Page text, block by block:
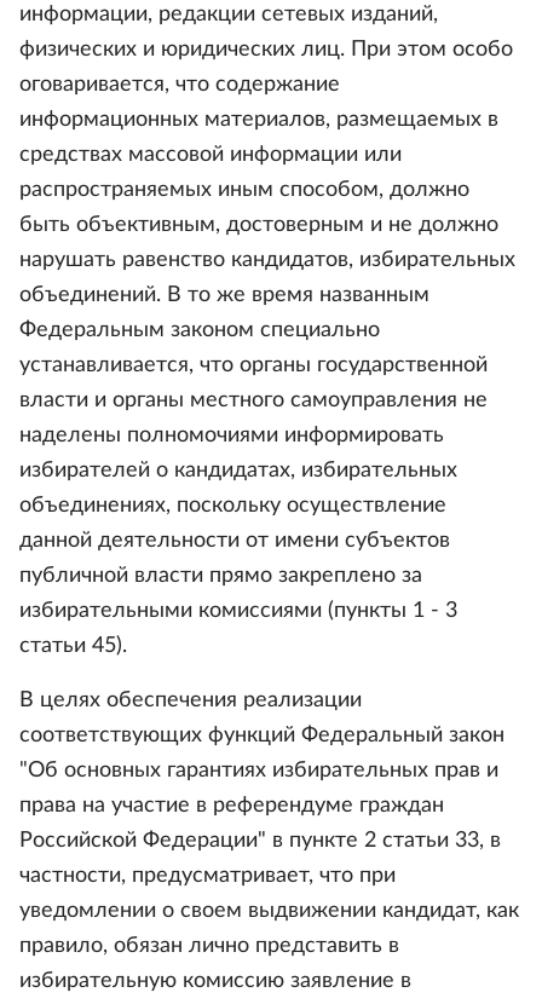
информации, редакции сетевых изданий,
физических и юридических лиц. При этом особо
оговаривается, что содержание
информационных материалов, размещаемых в
средствах массовой информации или
распространяемых иным способом, должно
быть объективным, достоверным и не должно
нарушать равенство кандидатов, избирательных
объединений. В то же время названным
Федеральным законом специально
устанавливается, что органы государственной
власти и органы местного самоуправления не
наделены полномочиями информировать
избирателей о кандидатах, избирательных
объединениях, поскольку осуществление
данной деятельности от имени субъектов
публичной власти прямо закреплено за
избирательными комиссиями (пункты 1 - 3
статьи 45).
В целях обеспечения реализации
соответствующих функций Федеральный закон
"Об основных гарантиях избирательных прав и
права на участие в референдуме граждан
Российской Федерации" в пункте 2 статьи 33, в
частности, предусматривает, что при
уведомлении о своем выдвижении кандидат, как
правило, обязан лично представить в
избирательную комиссию заявление в